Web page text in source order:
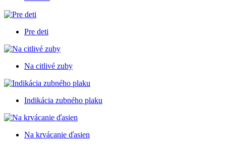
Pre deti
Na citlivé zuby
Indikácia zubného plaku
Na krvácanie ďasien